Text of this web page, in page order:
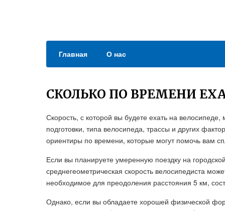
Главная О нас
СКОЛЬКО ПО ВРЕМЕНИ
Скорость, с которой вы будете ехать на
подготовки, типа велосипеда, трассы и других
ориентиры по времени, которые могут помочь вам
Если вы планируете умеренную поездку на
среднегеометрическая скорость велосипедиста
необходимое для преодоления расстояния 5 км,
Однако, если вы обладаете хорошей физической